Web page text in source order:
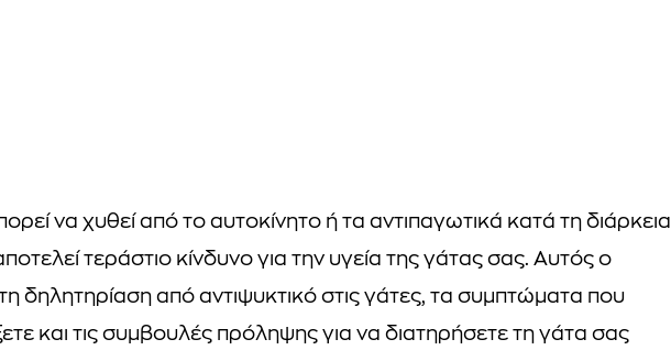
να χυθεί από το αυτοκίνητο ή τα αντιπαγωτικά κατά τη διάρκεια
τεράστιο κίνδυνο για την υγεία της γάτας σας. Αυτός ο
δηλητηρίαση από αντιψυκτικό στις γάτες, τα συμπτώματα που
και τις συμβουλές πρόληψης για να διατηρήσετε τη γάτα σας